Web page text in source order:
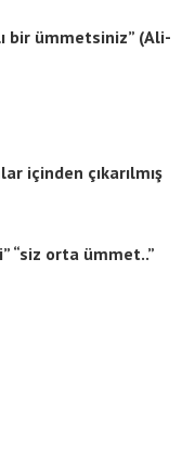
bir ümmetsiniz” (Ali-
içinden çıkarılmış
“siz orta ümmet..”